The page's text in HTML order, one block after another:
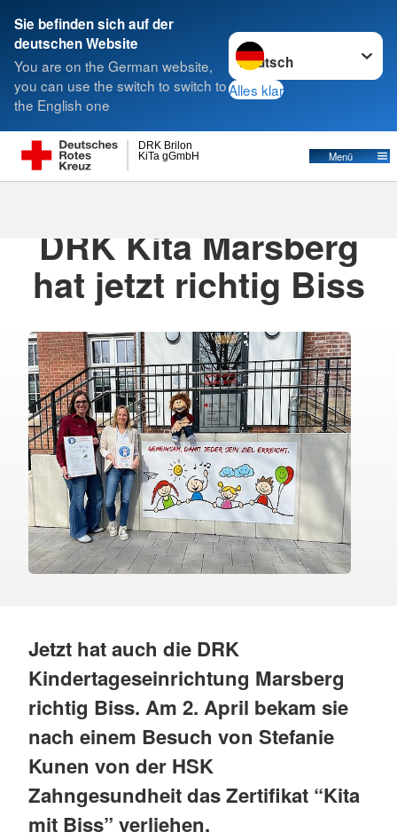
Sie befinden sich auf der
deutschen Website
You are on the German website,
you can use the switch to switch to
the English one
Sprache wechseln zu
Alles klar
KiTa gGmbH
DRK Brilon
Menü
Suche
DRK Kita Marsberg
hat jetzt richtig Biss
Jetzt hat auch die DRK
Kindertageseinrichtung Marsberg
richtig Biss. Am 2. April bekam sie
nach einem Besuch von Stefanie
Kunen von der HSK
Zahngesundheit das Zertifikat “Kita
mit Biss” verliehen.